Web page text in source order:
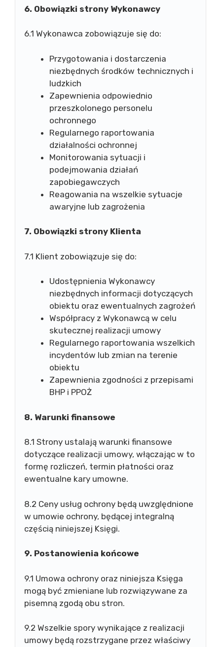
6. Obowiązki strony Wykonawcy
6.1 Wykonawca zobowiązuje się do:
Przygotowania i dostarczenia
niezbędnych środków technicznych i
ludzkich
Zapewnienia odpowiednio
przeszkolonego personelu
ochronnego
Regularnego raportowania
działalności ochronnej
Monitorowania sytuacji i
podejmowania działań
zapobiegawczych
Reagowania na wszelkie sytuacje
awaryjne lub zagrożenia
7. Obowiązki strony Klienta
7.1 Klient zobowiązuje się do:
Udostępnienia Wykonawcy
niezbędnych informacji dotyczących
obiektu oraz ewentualnych zagrożeń
Współpracy z Wykonawcą w celu
skutecznej realizacji umowy
Regularnego raportowania wszelkich
incydentów lub zmian na terenie
obiektu
Zapewnienia zgodności z przepisami
BHP i PPOŻ
8. Warunki finansowe
8.1 Strony ustalają warunki finansowe
dotyczące realizacji umowy, włączając w to
formę rozliczeń, termin płatności oraz
ewentualne kary umowne.
8.2 Ceny usług ochrony będą uwzględnione
w umowie ochrony, będącej integralną
częścią niniejszej Księgi.
9. Postanowienia końcowe
9.1 Umowa ochrony oraz niniejsza Księga
mogą być zmieniane lub rozwiązywane za
pisemną zgodą obu stron.
9.2 Wszelkie spory wynikające z realizacji
umowy będą rozstrzygane przez właściwy